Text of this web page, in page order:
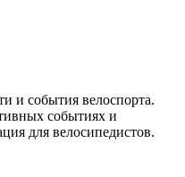
и события велоспорта.
событиях и
для велосипедистов.